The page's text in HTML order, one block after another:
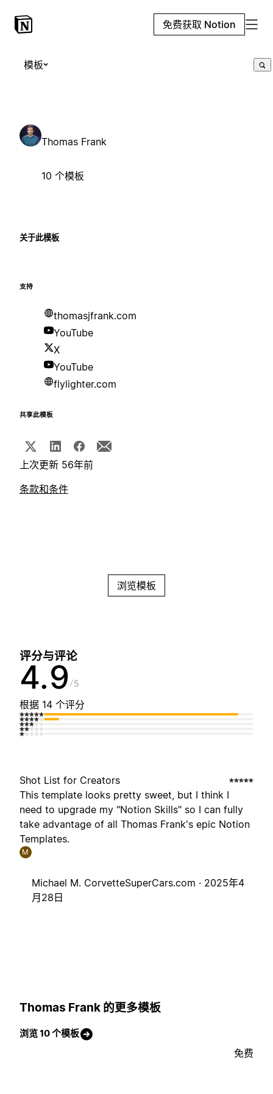
免费获取 Notion
模板
Thomas Frank
10 个模板
关于此模板
支持
thomasjfrank.com
YouTube
X
YouTube
flylighter.com
共享此模板
上次更新 56年前
条款和条件
浏览模板
评分与评论
4.9 5
根据 14 个评分
Shot List for Creators
This template looks pretty sweet, but I think I
need to upgrade my "Notion Skills" so I can fully
take advantage of all Thomas Frank's epic Notion
Templates.
M
Michael M. CorvetteSuperCars.com · 2025年4
月28日
Thomas Frank 的更多模板
浏览 10 个模板
免费